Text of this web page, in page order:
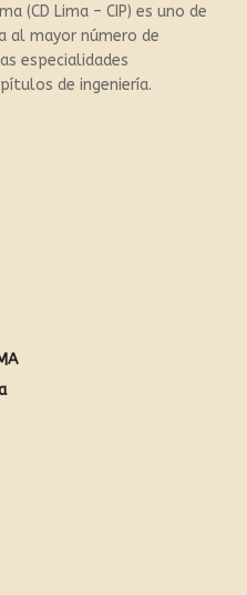
(CD Lima – CIP) es uno de
al mayor número de
especialidades
de ingeniería.